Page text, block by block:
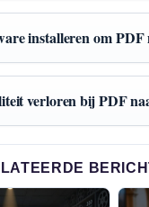
installeren om
verloren bij PDF